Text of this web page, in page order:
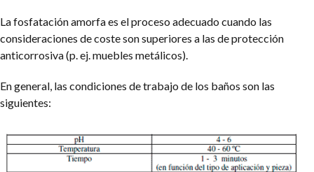
La fosfatación amorfa es el proceso adecuado cuando las
consideraciones de coste son superiores a las de protección
anticorrosiva (p. ej. muebles metálicos).
En general, las condiciones de trabajo de los baños son las
siguientes: